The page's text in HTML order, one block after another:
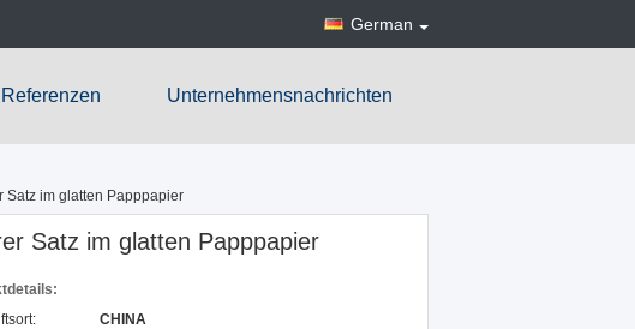
German
Referenzen Unternehmensnachrichten
Satz im glatten Papppapier
Satz im glatten Papppapier
CHINA